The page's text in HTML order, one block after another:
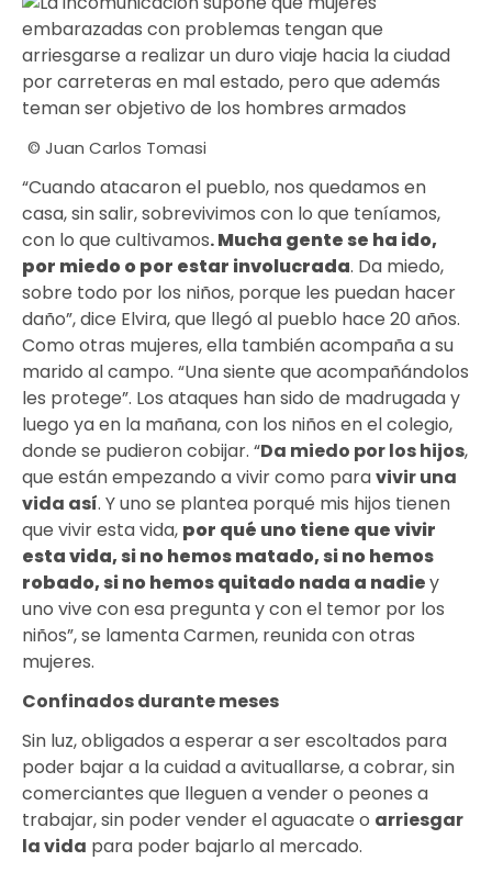
© Juan Carlos Tomasi
“Cuando atacaron el pueblo, nos quedamos en
casa, sin salir, sobrevivimos con lo que teníamos,
con lo que cultivamos.Mucha gente se ha ido,
por miedo o por estar involucrada. Da miedo,
sobre todo por los niños, porque les puedan hacer
daño”, dice Elvira, que llegó al pueblo hace 20 años.
Como otras mujeres, ella también acompaña a su
marido al campo. “Una siente que acompañándolos
les protege”. Los ataques han sido de madrugada y
luego ya en la mañana, con los niños en el colegio,
donde se pudieron cobijar. “Da miedo por los hijos,
que están empezando a vivir como paravivir una
vida así. Y uno se plantea porqué mis hijos tienen
que vivir esta vida, por qué uno tiene que vivir
esta vida, si no hemos matado, si no hemos
robado, si no hemos quitado nada a nadiey
uno vive con esa pregunta y con el temor por los
niños”, se lamenta Carmen, reunida con otras
mujeres.
Confinados durante meses
Sin luz, obligados a esperar a ser escoltados para
poder bajar a la cuidad a avituallarse, a cobrar, sin
comerciantes que lleguen a vender o peones a
trabajar, sin poder vender el aguacate o arriesgar
la vida para poder bajarlo al mercado.